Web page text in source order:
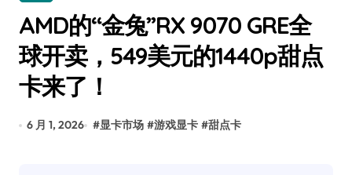
AMD的“金兔”RX 9070 GRE全
球开卖，549美元的1440p甜点
卡来了！
6 月 1, 2026 #显卡市场 #游戏显卡 #甜点卡